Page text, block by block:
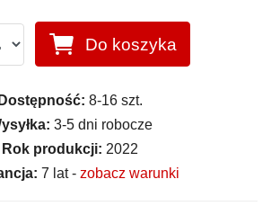
Do koszyka
Dostępność: 8-16 szt.
3-5 dni robocze
Rok produkcji: 2022
7 lat - zobacz warunki